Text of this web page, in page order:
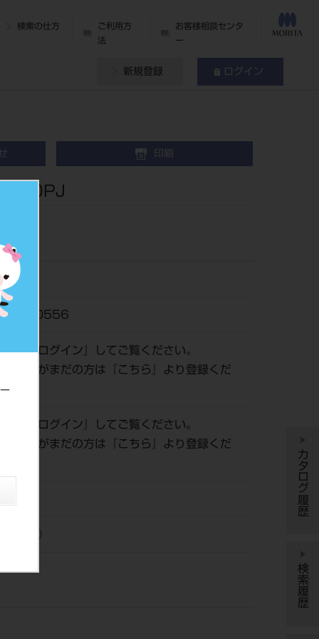
検索の仕方
ご利用方
法
お客様相談センタ
ー
新規登録 ログイン
印刷
認は『 ログイン 』してご覧ください。
登録がまだの方は『
こちら 』より登録くだ
ログイン 』してご覧ください。
登録がまだの方は『
こちら 』より登録くだ
（株）
カタログ履歴
検索履歴